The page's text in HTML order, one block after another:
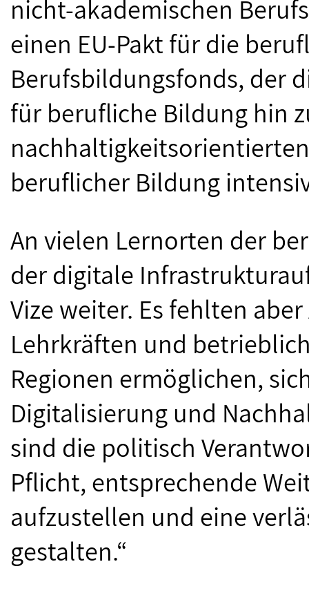
nicht-akademischen
einen EU-Pakt für die
Berufsbildungsfonds, der
für berufliche Bildung hin
beruflicher Bildung
An vielen Lernorten der
der digitale
Vize weiter. Es fehlten
Lehrkräften und
Regionen ermöglichen,
Digitalisierung und
sind die politisch
Pflicht, entsprechende
aufzustellen und eine
gestalten.“